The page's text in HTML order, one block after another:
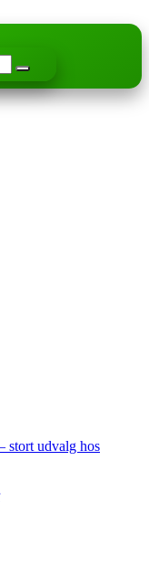
stort udvalg hos